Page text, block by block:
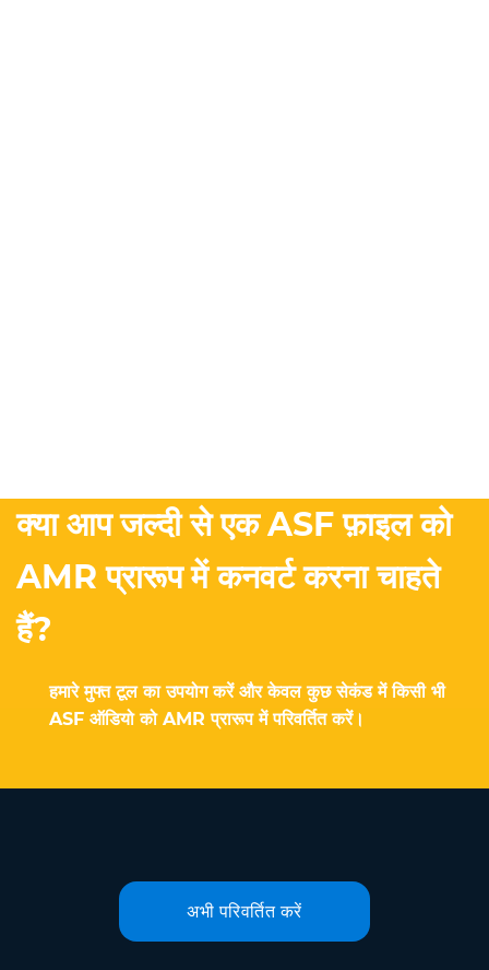
क्या आप जल्दी से एक ASF फ़ाइल को
AMR प्रारूप में कनवर्ट करना चाहते
हैं?
हमारे मुफ्त टूल का उपयोग करें और केवल कुछ सेकंड में किसी भी
ASF ऑडियो को AMR प्रारूप में परिवर्तित करें।
अभी परिवर्तित करें